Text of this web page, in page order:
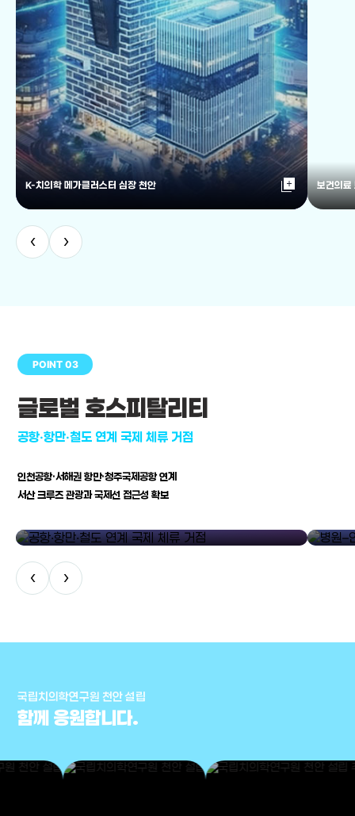
K-치의학 메가클러스터 심장 천안 library_add 보건의료
‹ ›
POINT 03
글로벌 호스피탈리티
공항·항만·철도 연계 국제 체류 거점
인천공항·서해권 항만·청주국제공항 연계
서산 크루즈 관광과 국제선 접근성 확보
‹ ›
국립치의학연구원 천안 설립
함께 응원합니다.